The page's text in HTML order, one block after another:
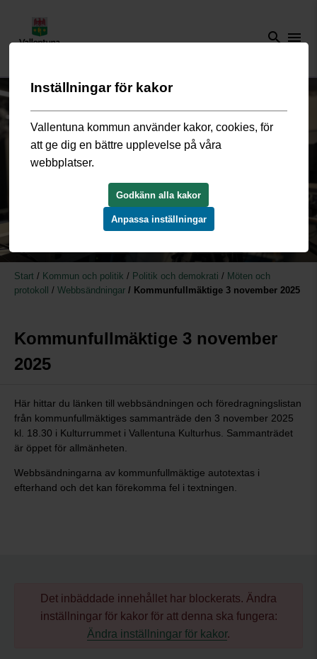
search menu
Start / Kommun och politik / Politik och demokrati / Möten och
protokoll
/ Webbsändningar / Kommunfullmäktige 3 november 2025
Kommunfullmäktige 3 november
2025
Här hittar du länken till webbsändningen och föredragningslistan
från kommunfullmäktiges sammanträde den 3 november 2025
kl. 18.30 i Kulturrummet i Vallentuna Kulturhus. Sammanträdet
är öppet för allmänheten.
Webbsändningarna av kommunfullmäktige autotextas i
efterhand och det kan förekomma fel i textningen.
Det inbäddade innehållet har blockerats. Ändra
inställningar för kakor för att denna ska fungera:
Ändra inställningar för kakor.
Inställningar för kakor
Vallentuna kommun använder kakor, cookies, för
att ge dig en bättre upplevelse på våra
webbplatser.
Godkänn alla kakor
Anpassa inställningar